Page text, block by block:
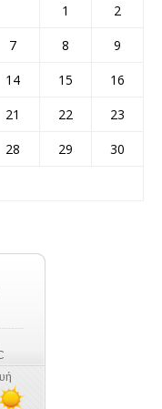
1
2
7 8
9
14 15
16
21 22
23
28 29
30